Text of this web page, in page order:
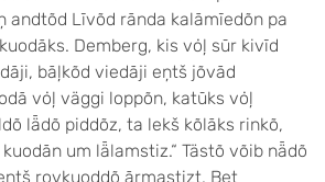
andtõd Līvõd rānda kalāmīedõn pa
Demberg, kis vȯļ sūr kivīd
bāļkõd viedāji eņtš jõvād
vȯļ väggi loppõn, katūks vȯļ
lǟdõ piddõz, ta lekš kõlāks rinkõ,
um lǟlamstiz.“ Tästõ võib nǟdõ
rovkuoddõ ārmastizt. Bet